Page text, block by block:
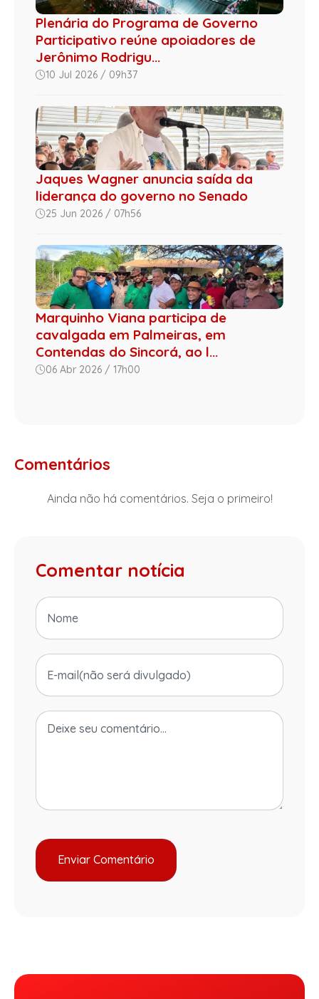
Plenária do Programa de Governo
Participativo reúne apoiadores de
Jerônimo Rodrigu...
10 Jul 2026 / 09h37
Jaques Wagner anuncia saída da
liderança do governo no Senado
25 Jun 2026 / 07h56
Marquinho Viana participa de
cavalgada em Palmeiras, em
Contendas do Sincorá, ao l...
06 Abr 2026 / 17h00
Comentários
Ainda não há comentários. Seja o primeiro!
Comentar notícia